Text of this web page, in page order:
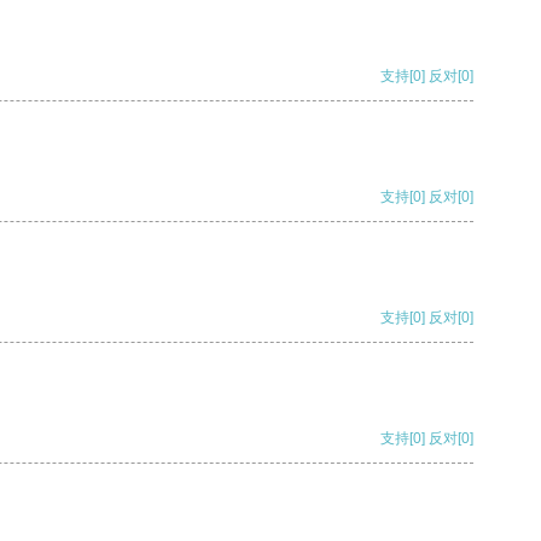
支持[0] 反对[0]
支持[0] 反对[0]
支持[0] 反对[0]
支持[0] 反对[0]